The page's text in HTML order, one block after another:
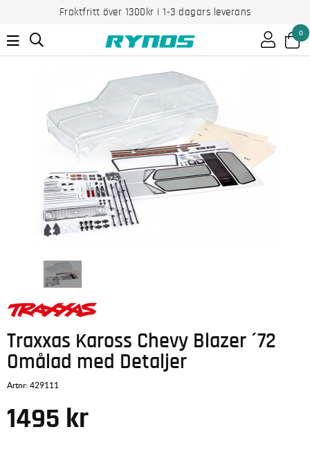
Fraktfritt över 1300kr | 1-3 dagars leverans
0
Traxxas Kaross Chevy Blazer ´72
Omålad med Detaljer
Artnr:429111
1495 kr